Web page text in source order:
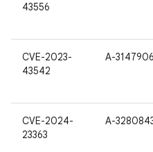
43556
CVE-2023-
43542
A-
CVE-2024-
23363
A-